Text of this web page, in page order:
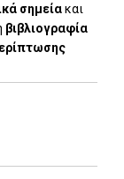
σημείακαι
βιβλιογραφία